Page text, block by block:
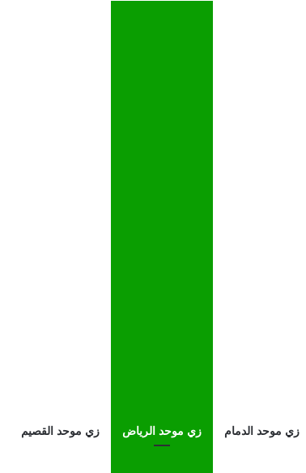
زي موحد الدمام زي موحد الرياض زي موحد القصيم